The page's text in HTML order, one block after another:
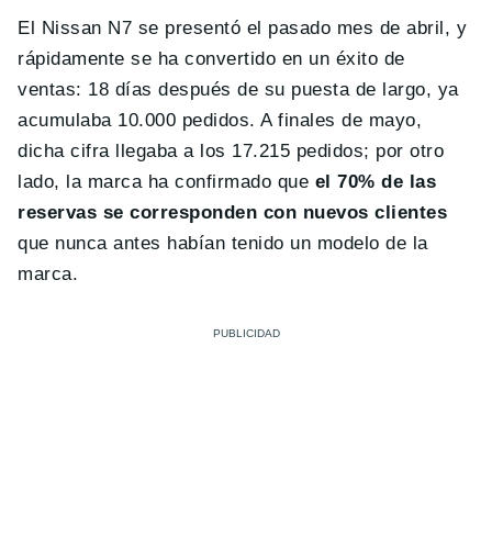
El Nissan N7 se presentó el pasado mes de abril, y
rápidamente se ha convertido en un éxito de
ventas: 18 días después de su puesta de largo, ya
acumulaba 10.000 pedidos. A finales de mayo,
dicha cifra llegaba a los 17.215 pedidos; por otro
lado, la marca ha confirmado que el 70% de las
reservas se corresponden con nuevos clientes
que nunca antes habían tenido un modelo de la
marca.